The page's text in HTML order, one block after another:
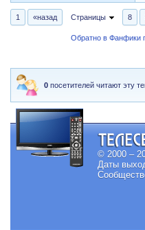
1 «назад Страницы 8
Обратно в Фанфики
0 посетителей читают эту
© 2000 –
Даты